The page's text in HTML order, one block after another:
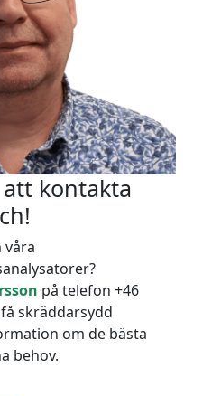
kontakta
våra
på telefon +46
skräddarsydd
om de bästa
behov.